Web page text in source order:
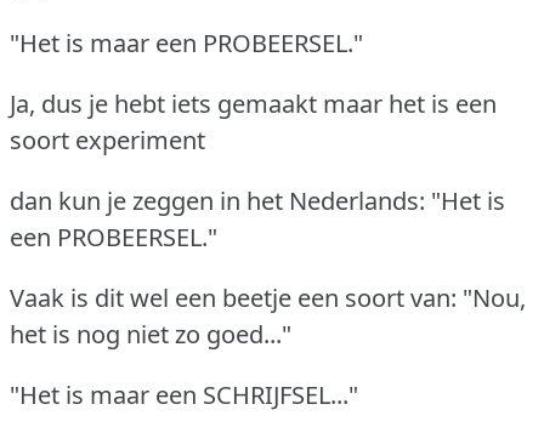
"Het is maar een PROBEERSEL."
Ja, dus je hebt iets gemaakt maar het is een
soort experiment
dan kun je zeggen in het Nederlands: "Het is
een PROBEERSEL."
Vaak is dit wel een beetje een soort van: "Nou,
het is nog niet zo goed..."
"Het is maar een SCHRIJFSEL..."